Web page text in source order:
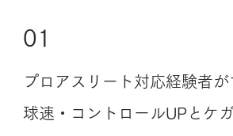
01
プロアスリート対応経験者が
球速・コントロールUPとケ